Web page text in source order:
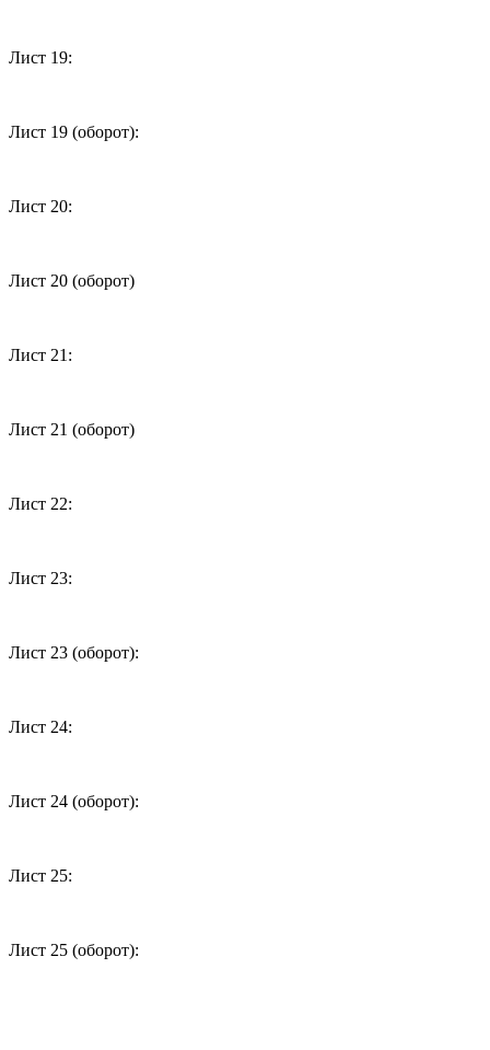
Лист 19:
Лист 19 (оборот):
Лист 20:
Лист 20 (оборот)
Лист 21:
Лист 21 (оборот)
Лист 22:
Лист 23:
Лист 23 (оборот):
Лист 24:
Лист 24 (оборот):
Лист 25:
Лист 25 (оборот):